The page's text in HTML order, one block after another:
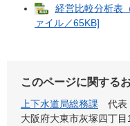
経営比較分析表
ァイル／65KB]
このページに関する
上下水道局総務課
代表
大阪府大東市灰塚四丁目